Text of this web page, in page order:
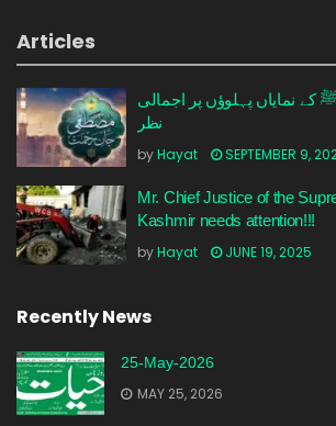
Articles
کے نمایاں پہلوؤں پر اجمالی
نظر
byHayat SEPTEMBER 9,
Mr. Chief Justice of the
Kashmir needs attention!!!
byHayat JUNE 19, 2025
Recently News
25-May-2026
MAY 25, 2026